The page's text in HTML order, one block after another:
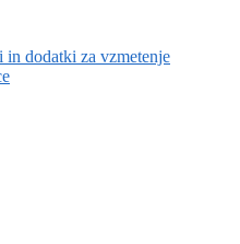
in dodatki za vzmetenje